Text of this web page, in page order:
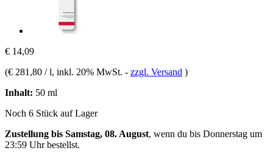
€ 14,09
(€ 281,80 / l, inkl. 20% MwSt. - zzgl. Versand )
Inhalt: 50 ml
Noch 6 Stück auf Lager
Zustellung bis Samstag, 08. August, wenn du bis Donnerstag um
23:59 Uhrbestellst.